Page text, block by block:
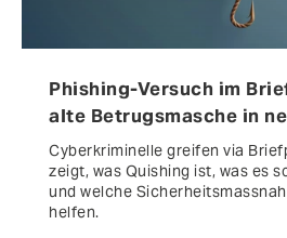
Phishing-Versuch im
alte Betrugsmasche in
Cyberkriminelle greifen via
zeigt, was Quishing ist, was es
und welche
helfen.